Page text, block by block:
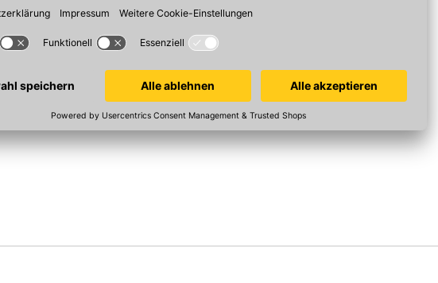
mm, grau 25 m Rolle, Breite 120 mm
Sofort verfügbar Sofort verfügbar